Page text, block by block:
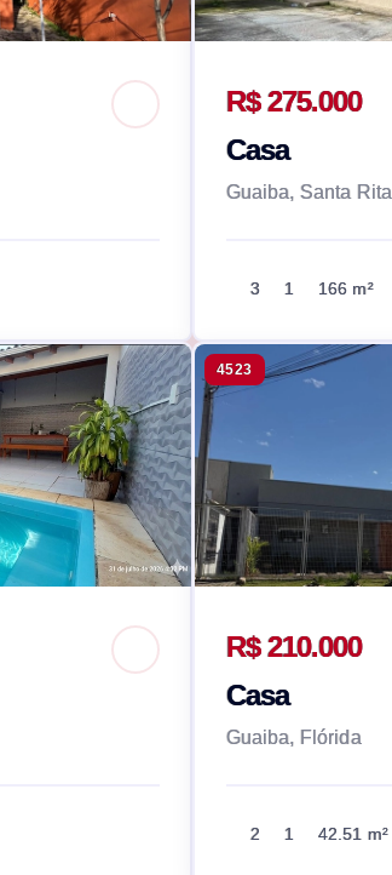
R$ 275.000
Casa
Guaiba, Santa Rita
3 1 166 m²
4523
R$ 210.000
Casa
Guaiba, Flórida
2 1 42.51 m²